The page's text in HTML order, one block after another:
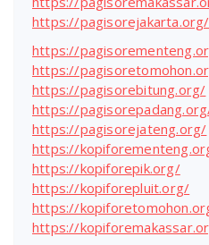
https://pagisorejakarta.org/
https://
https://
https://pagisorebitung.org/
https://
https://pagisorejateng.org/
https://
https://kopiforepik.org/
https://kopiforepluit.org/
https://
https://